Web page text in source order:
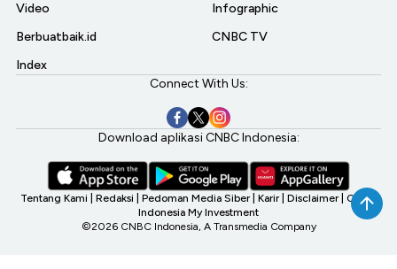
Video
Berbuatbaik.id
Index
Infographic
CNBC TV
Connect With Us:
Download aplikasi CNBC Indonesia:
Tentang Kami Redaksi Pedoman Media Siber Karir Disclaimer CNBC
Indonesia My Investment
©2026 CNBC Indonesia, A Transmedia Company